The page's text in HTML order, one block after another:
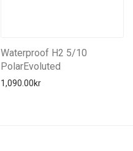
Waterproof H2 5/10
PolarEvoluted
1,090.00kr